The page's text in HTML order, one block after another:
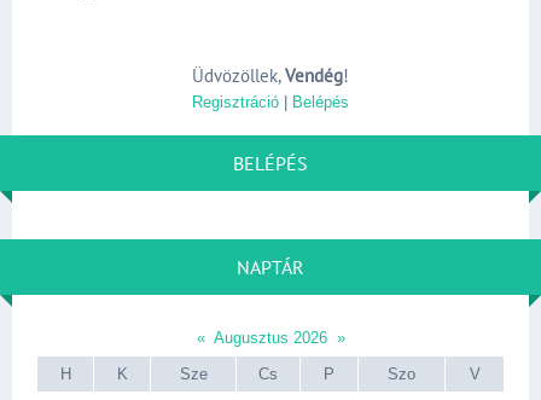
Üdvözöllek,Vendég!
Regisztráció Belépés
BELÉPÉS
NAPTÁR
« Augusztus 2026 »
H
K Sze Cs P Szo V